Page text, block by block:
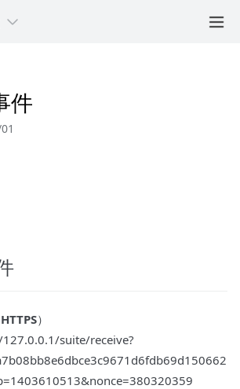
件
HTTPS）
suite/receive?